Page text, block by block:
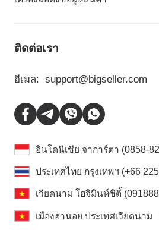
ติดต่อเรา
อีเมล: support@bigseller.com
อินโดนีเซีย จาการ์ตา (0858-
ประเทศไทย กรุงเทพฯ (+66
เวียดนาม โฮจิมินห์ซิตี้
เมืองฮานอย ประเทศเวียดนาม